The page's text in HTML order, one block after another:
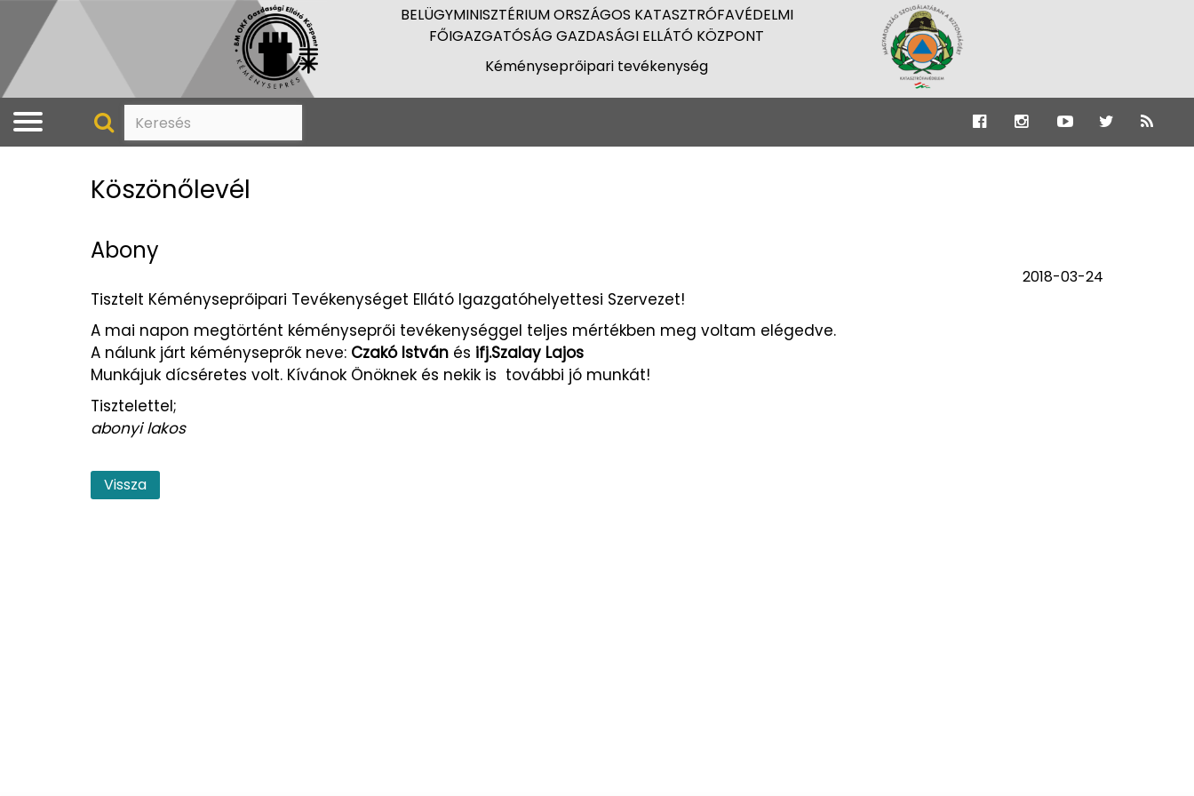
BELÜGYMINISZTÉRIUM ORSZÁGOS KATASZTRÓFAVÉDELMI
FŐIGAZGATÓSÁG GAZDASÁGI ELLÁTÓ KÖZPONT
Kéményseprőipari tevékenység
Köszönőlevél
Abony
2018-03-24
Tisztelt Kéményseprőipari Tevékenységet Ellátó Igazgatóhelyettesi Szervezet!
A mai napon megtörtént kéményseprői tevékenységgel teljes mértékben meg voltam elégedve.
A nálunk járt kéményseprők neve: Czakó István és ifj.Szalay Lajos
Munkájuk dícséretes volt. Kívánok Önöknek és nekik is további jó munkát!
Tisztelettel;
abonyi lakos
Vissza